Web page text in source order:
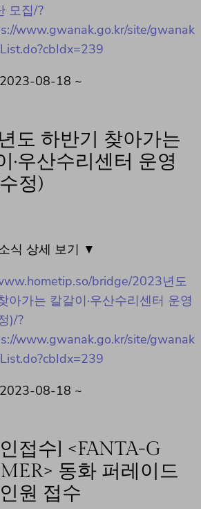
모집/?
www.gwanak.go.kr/site/gwanak
08-18 ~
도 하반기 찾아가는
·우산수리센터 운영
정)
식 상세 보기 ▼
bridge/2023년도
아가는 칼갈이·우산수리센터 운영
)/?
www.gwanak.go.kr/site/gwanak
08-18 ~
접수] <FANTA-G
동화 퍼레이드
원 접수